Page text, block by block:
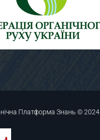
Платформа Знань © 2024